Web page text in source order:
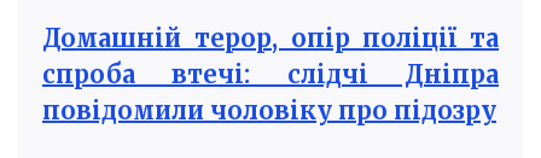
Домашній терор, опір поліції та
спроба втечі: слідчі Дніпра
повідомили чоловіку про підозру